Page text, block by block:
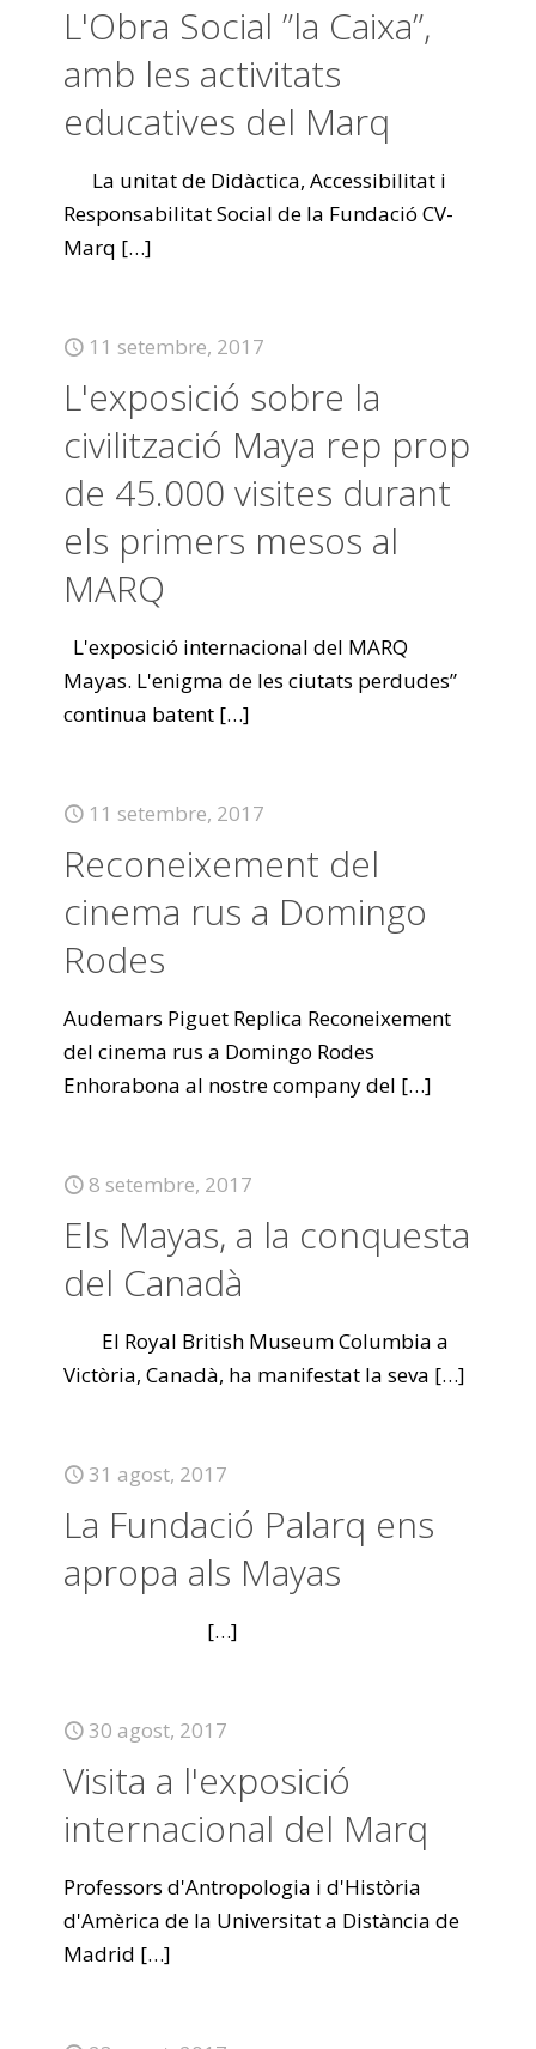
L'Obra Social ”la Caixa”,
amb les activitats
educatives del Marq
La unitat de Didàctica, Accessibilitat i
Responsabilitat Social de la Fundació CV-
Marq […]
11 setembre, 2017
L'exposició sobre la
civilització Maya rep prop
de 45.000 visites durant
els primers mesos al
MARQ
L'exposició internacional del MARQ
Mayas. L'enigma de les ciutats perdudes”
continua batent […]
11 setembre, 2017
Reconeixement del
cinema rus a Domingo
Rodes
Audemars Piguet Replica Reconeixement
del cinema rus a Domingo Rodes
Enhorabona al nostre company del […]
8 setembre, 2017
Els Mayas, a la conquesta
del Canadà
El Royal British Museum Columbia a
Victòria, Canadà, ha manifestat la seva […]
31 agost, 2017
La Fundació Palarq ens
apropa als Mayas
[…]
30 agost, 2017
Visita a l'exposició
internacional del Marq
Professors d'Antropologia i d'Història
d'Amèrica de la Universitat a Distància de
Madrid […]